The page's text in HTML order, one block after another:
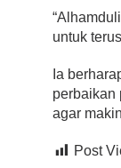
untuk
Ia
perbaikan
agar
Post